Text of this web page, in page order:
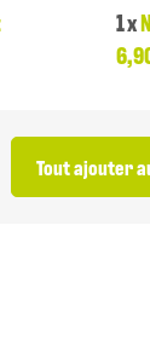
1x
Tout ajouter